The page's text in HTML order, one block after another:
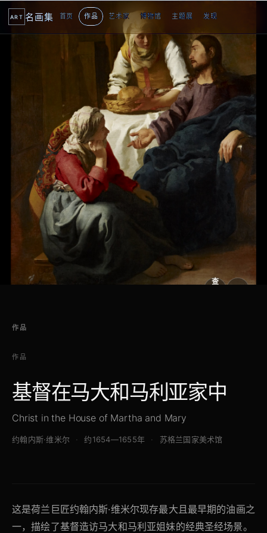
ART 名画集 首页 作品 艺术家 博物馆 主题展 发现
5
个
看
1
2
3
4
5
查
作品
作品
基督在马大和马利亚家中
Christ in the House of Martha and Mary
约翰内斯·维米尔 约1654—1655年 苏格兰国家美术馆
这是荷兰巨匠约翰内斯·维米尔现存最大且最早期的油画之
一，描绘了基督造访马大和马利亚姐妹的经典圣经场景。